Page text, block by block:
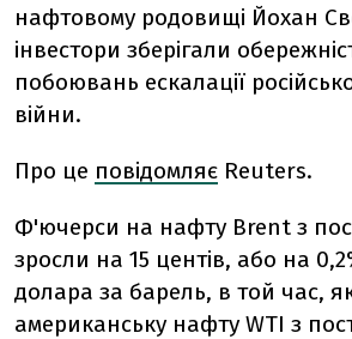
нафтовому родовищі Йохан
інвестори зберігали
побоювань ескалації
війни.
Про це повідомляє Reuters.
Ф'ючерси на нафту Brent з
зросли на 15 центів, або на
долара за барель, в той час,
американську нафту WTI з